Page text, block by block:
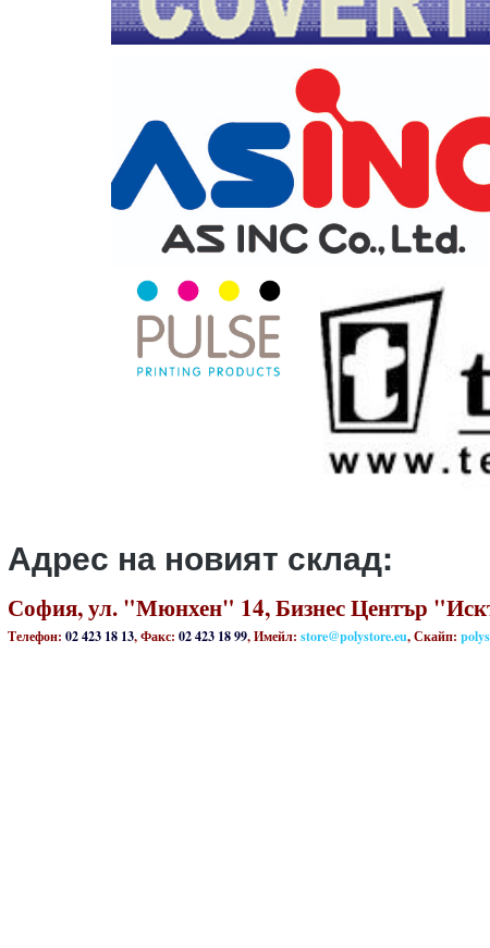
Адрес на новият склад:
София, ул. "Мюнхен" 14, Бизнес Център
Телефон: 02 423 18 13, Факс: 02 423 18 99, Имейл: store@polystore.eu, Скайп: